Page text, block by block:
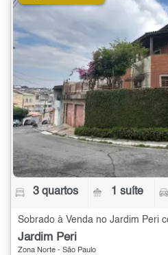
3 quartos 1 suíte
Sobrado à Venda no Jardim Peri
Jardim Peri
Zona Norte - São Paulo